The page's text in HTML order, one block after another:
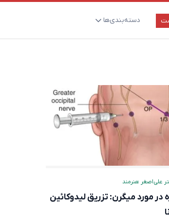
دسته‌بندی‌ها
ارتقای سلامت و طول عمر
تغذیه و مکمل‌ها
تکنولوژی و سلامت
دارو‌ها و واکسن‌ها
مادر و کودک
پزشکی مبتنی بر شواهد
علی‌اصغر هنرمند
در مورد میگرن: تزریق لیدوکائین